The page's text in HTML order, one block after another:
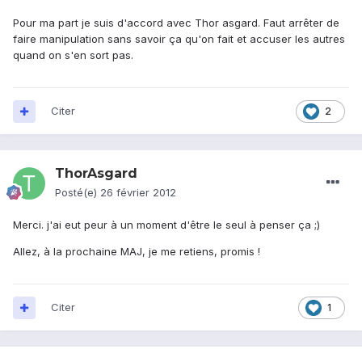
Pour ma part je suis d'accord avec Thor asgard. Faut arrêter de
faire manipulation sans savoir ça qu'on fait et accuser les autres
quand on s'en sort pas.
2
Citer
ThorAsgard
Posté(e) 26 février 2012
Merci. j'ai eut peur à un moment d'être le seul à penser ça ;)
Allez, à la prochaine MAJ, je me retiens, promis !
1
Citer